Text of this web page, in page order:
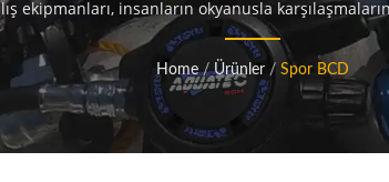
Ölçerleri | Su Altı
AQUATEC
ekipmanları, insanların okyanusla
Home / Ürünler / Spor BCD